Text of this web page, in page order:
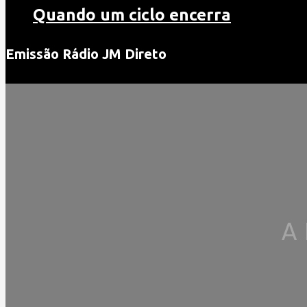
Quando um ciclo encerra
Emissão Rádio JM Direto
A